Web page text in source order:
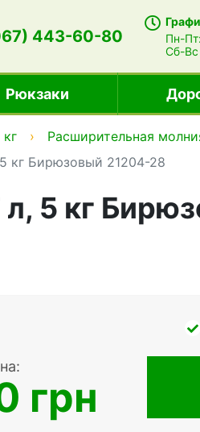
443-60-80
Пн-
Сб-
Рюкзаки
Расширительная
кг Бирюзовый 21204-28
5 кг
грн